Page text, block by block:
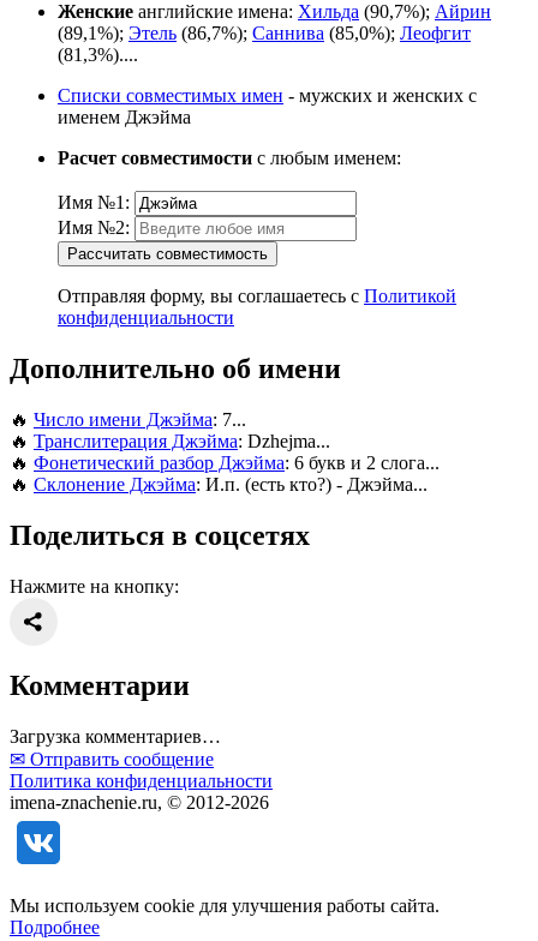
Женские английские имена: Хильда (90,7%); Айрин
(89,1%); Этель (86,7%); Саннива (85,0%); Леофгит
(81,3%)....
Списки совместимых имен - мужских и женских с
именем Джэйма
Расчет совместимости с любым именем:
Имя №1:
Имя №2:
Рассчитать совместимость
Отправляя форму, вы соглашаетесь с Политикой
конфиденциальности
Дополнительно об имени
🔥 Число имени Джэйма: 7...
🔥 Транслитерация Джэйма: Dzhejma...
🔥 Фонетический разбор Джэйма: 6 букв и 2 слога...
🔥 Склонение Джэйма: И.п. (есть кто?) - Джэйма...
Поделиться в соцсетях
Нажмите на кнопку:
Комментарии
Загрузка комментариев…
✉ Отправить сообщение
Политика конфиденциальности
imena-znachenie.ru, © 2012-2026
Мы используем cookie для улучшения работы сайта.
Подробнее